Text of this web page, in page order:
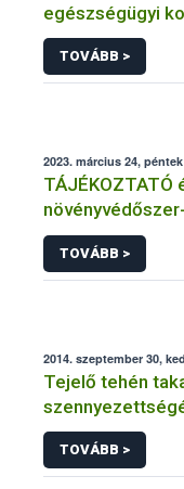
egészségügyi
TOVÁBB >
2023. március 24, péntek
eljárásba
TOVÁBB >
2014. szeptember 30,
Tejelő tehén
TOVÁBB >